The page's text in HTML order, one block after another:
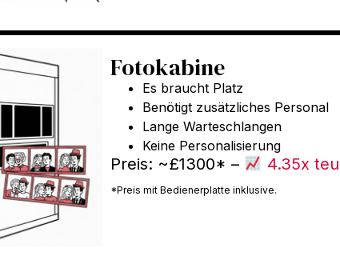
Fotokabine
Es braucht Platz
Benötigt zusätzliches Personal
Lange Warteschlangen
Keine Personalisierung
Preis: ~£1300* – 4.35x
*Preis mit Bedienerplatte inklusive.